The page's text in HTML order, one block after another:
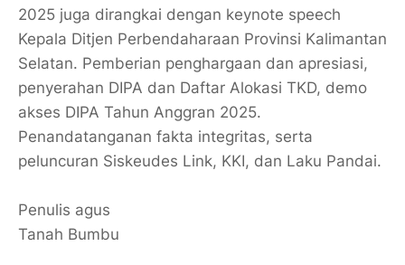
2025 juga dirangkai dengan keynote speech
Kepala Ditjen Perbendaharaan Provinsi Kalimantan
Selatan. Pemberian penghargaan dan apresiasi,
penyerahan DIPA dan Daftar Alokasi TKD, demo
akses DIPA Tahun Anggran 2025.
Penandatanganan fakta integritas, serta
peluncuran Siskeudes Link, KKI, dan Laku Pandai.
Penulis agus
Tanah Bumbu